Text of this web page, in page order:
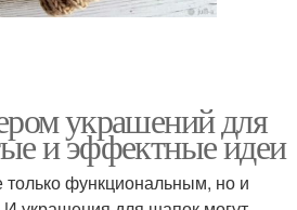
украшений для
и эффектные идеи
функциональным, но и